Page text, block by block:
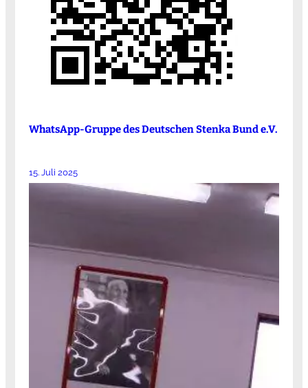
WhatsApp-Gruppe des Deutschen Stenka Bund e.V.
15. Juli 2025